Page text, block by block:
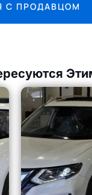
С ПРОДАВЦОМ